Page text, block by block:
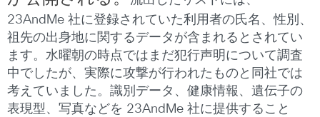
23AndMe 社に登録されていた利用者の氏名、性別、
祖先の出身地に関するデータが含まれるとされてい
ます。水曜朝の時点ではまだ犯行声明について調査
中でしたが、実際に攻撃が行われたものと同社では
考えていました。識別データ、健康情報、遺伝子の
表現型、写真などを 23AndMe 社に提供すること